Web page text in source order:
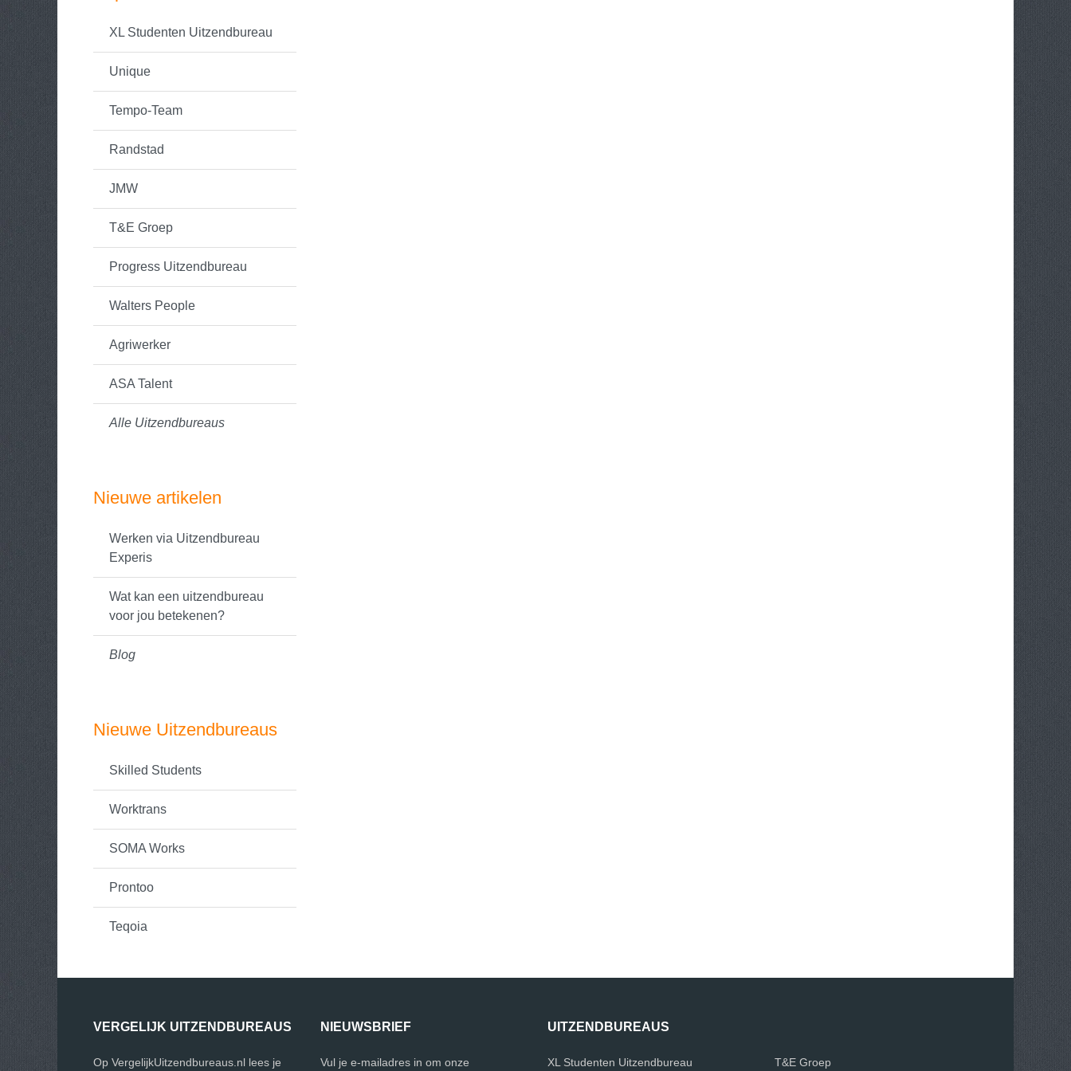
XL Studenten Uitzendbureau
Unique
Tempo-Team
Randstad
JMW
T&E Groep
Progress Uitzendbureau
Walters People
Agriwerker
ASA Talent
Alle Uitzendbureaus
Nieuwe artikelen
Werken via Uitzendbureau
Experis
Wat kan een uitzendbureau
voor jou betekenen?
Blog
Nieuwe Uitzendbureaus
Skilled Students
Worktrans
SOMA Works
Prontoo
Teqoia
VERGELIJK UITZENDBUREAUS
Op VergelijkUitzendbureaus.nl lees je
NIEUWSBRIEF
Vul je e-mailadres in om onze
UITZENDBUREAUS
XL Studenten Uitzendbureau T&E Groep